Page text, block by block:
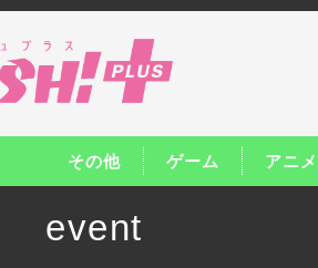
その他 ゲーム アニメ
event